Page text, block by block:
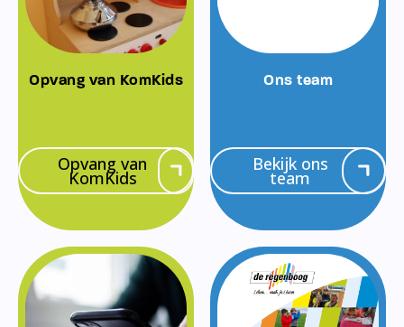
Opvang van KomKids
Opvang van
KomKids
Ons team
Bekijk ons
team